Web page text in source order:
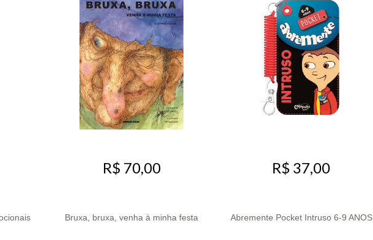
R$ 70,00
Bruxa, bruxa, venha à minha festa
R$ 37,00
Abremente Pocket Intruso 6-9 ANOS